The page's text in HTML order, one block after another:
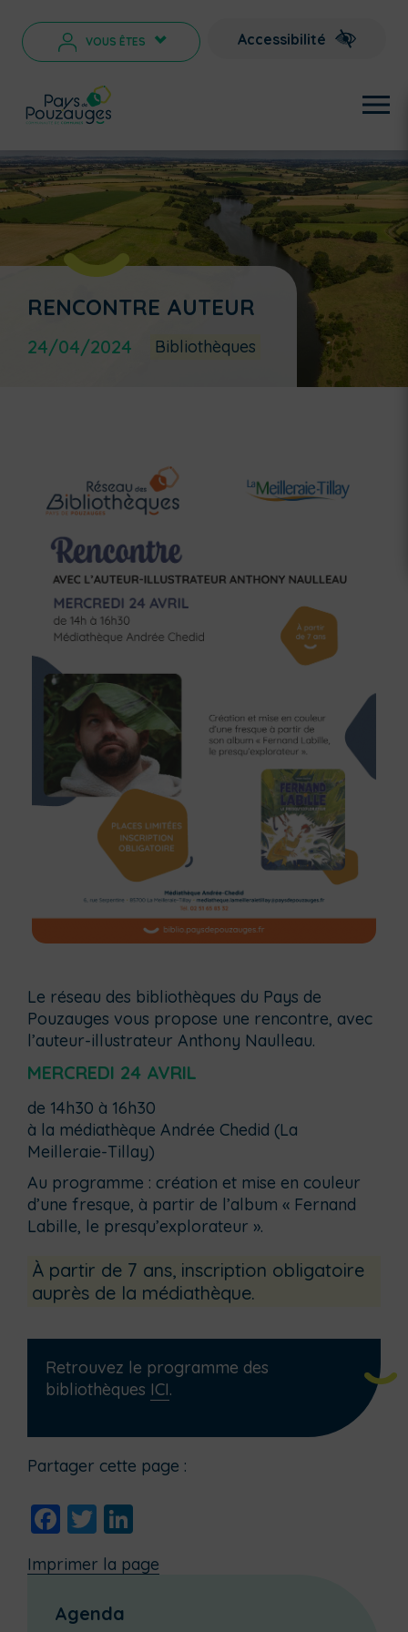
VOUS ÊTES > Accessibilité
RENCONTRE AUTEUR
24/04/2024 Bibliothèques
Le réseau des bibliothèques du Pays de
Pouzauges vous propose une rencontre, avec
l’auteur-illustrateur Anthony Naulleau.
MERCREDI 24 AVRIL
de 14h30 à 16h30
à la médiathèque Andrée Chedid (La
Meilleraie-Tillay)
Au programme : création et mise en couleur
d’une fresque, à partir de l’album « Fernand
Labille, le presqu’explorateur ».
À partir de 7 ans, inscription obligatoire
auprès de la médiathèque.
Retrouvez le programme des
bibliothèques ICI.
Partager cette page :
Facebook
Twitter
Imprimer la page
Agenda